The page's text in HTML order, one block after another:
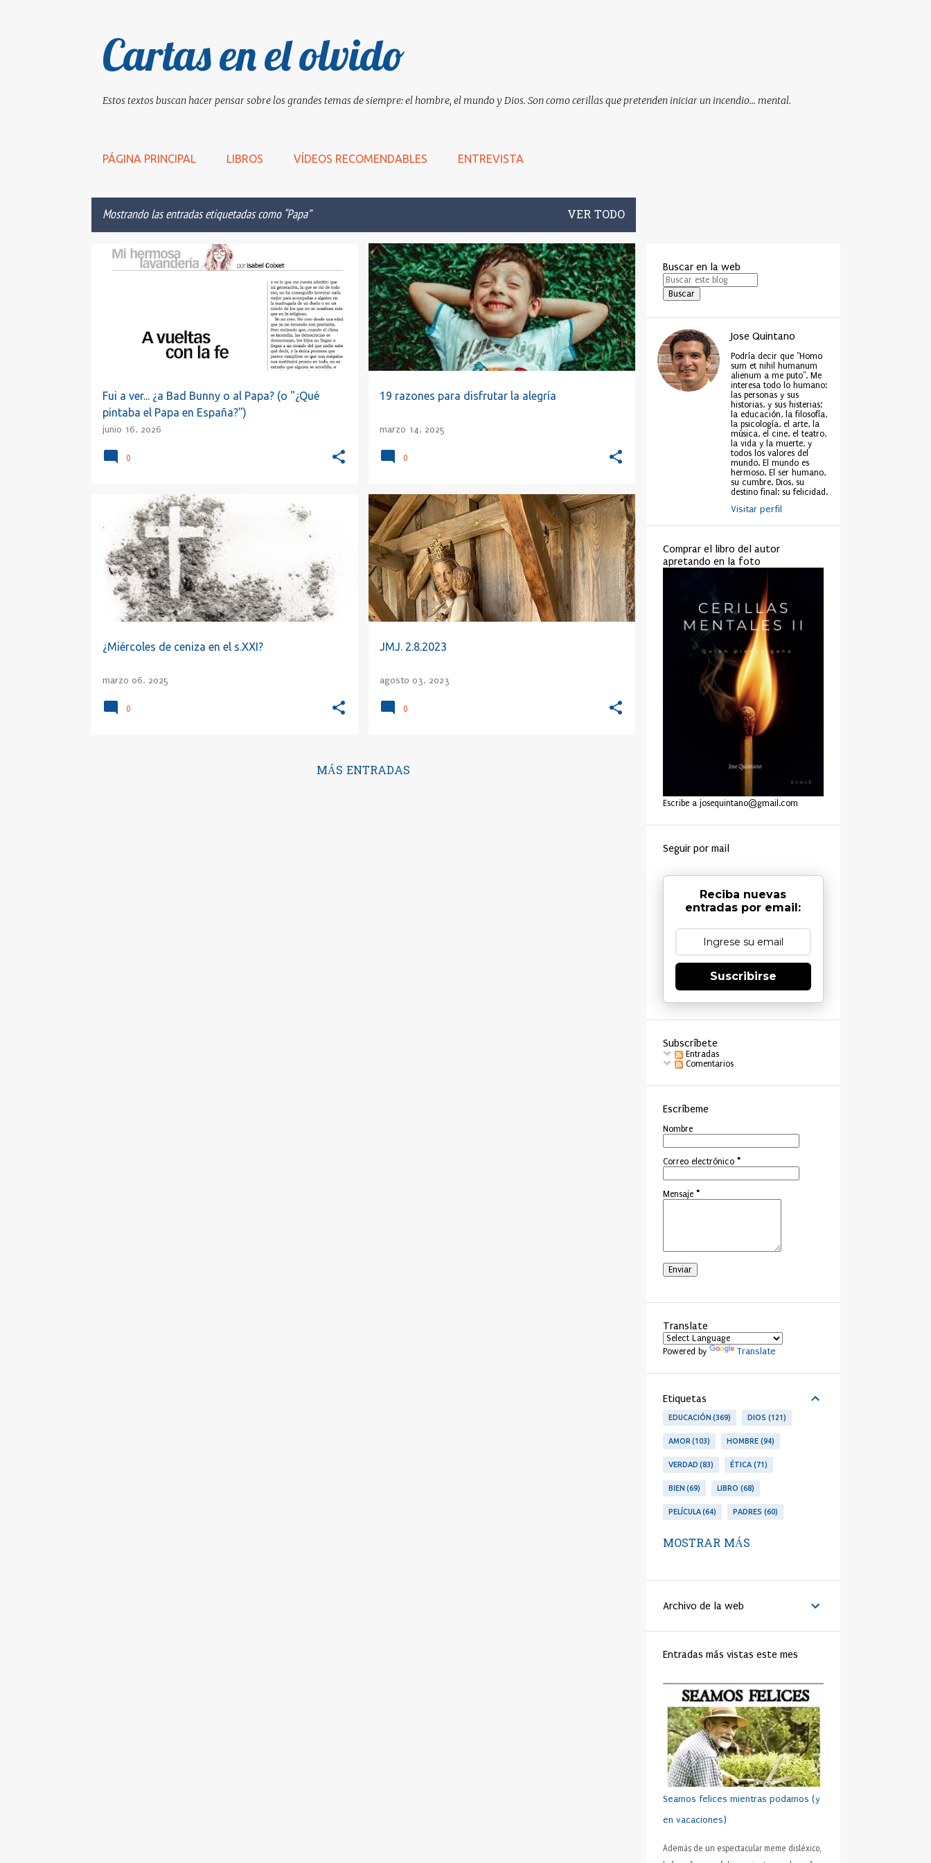
Cartas en el olvido
Estos textos buscan hacer pensar sobre los grandes temas de siempre: el hombre, el mundo y Dios. Son como cerillas que pretenden iniciar un incendio... mental.
PÁGINA PRINCIPAL LIBROS VÍDEOS RECOMENDABLES ENTREVISTA
Mostrando las entradas etiquetadas como Papa VER TODO
Fui a ver... ¿a Bad Bunny o al Papa? (o "¿Qué
pintaba el Papa en España?")
junio 16, 2026
ADULTOS APOSTOLADO BAD BUNNY
0
19 razones para disfrutar la alegría
marzo 14, 2025
ALEGRE ALEGRÍA AMISTAD ARTE +4
0
¿Miércoles de ceniza en el s.XXI?
marzo 06, 2025
ADOLESCENTE CENIZA CUARESMA
0
JMJ. 2.8.2023
agosto 03, 2023
DIARIO JMJ PAPA
0
MÁS ENTRADAS
Buscar en la web
Jose Quintano
Podría decir que "Homo
sum et nihil humanum
alienum a me puto". Me
interesa todo lo humano:
las personas y sus
historias, y sus histerias;
la educación, la filosofía,
la psicología, el arte, la
música, el cine, el teatro,
la vida y la muerte, y
todos los valores del
mundo. El mundo es
hermoso. El ser humano,
su cumbre. Dios, su
destino final: su felicidad.
Visitar perfil
Comprar el libro del autor
apretando en la foto
Escribe a josequintano@gmail.com
Seguir por mail
Reciba nuevas
entradas por email:
Suscribirse
Subscríbete
Entradas
Comentarios
Escríbeme
Nombre
Correo electrónico *
Mensaje *
Translate
Powered by Translate
Etiquetas
EDUCACIÓN 369 DIOS 121
AMOR 103 HOMBRE 94
VERDAD 83 ÉTICA 71
BIEN 69 LIBRO 68
PELÍCULA 64 PADRES 60
PERSONA
BENEDICTO XVI 44
MATRIMONIO 44
RELIGIÓN 41 FAMILIA 40
TRABAJO 40 JÓVENES 39
IGLESIA 37 MORAL 37
SHAKESPEARE 35 DINERO 35
CRISTIANISMO 34 HUMANO 34
PRUDENCIA 34 METÁFORA 33
32 ADOLESCENTE 31
HOMBRES 31
MOSTRAR MÁS
Archivo de la web
Entradas más vistas este mes
Seamos felices mientras podamos (y
en vacaciones)
Además de un espectacular meme disléxico,